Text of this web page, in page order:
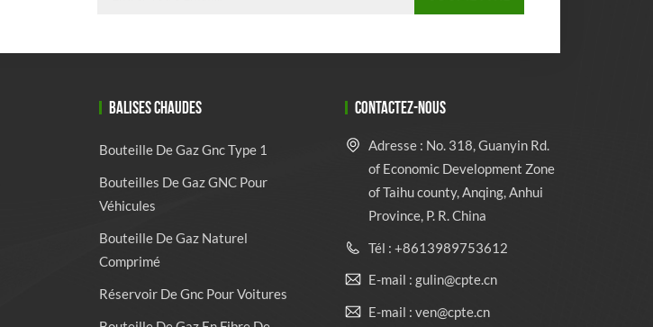
BALISES CHAUDES
Bouteille De Gaz Gnc Type 1
Bouteilles De Gaz GNC Pour
Véhicules
Bouteille De Gaz Naturel
Comprimé
Réservoir De Gnc Pour Voitures
CONTACTEZ-NOUS
Adresse : No. 318, Guanyin Rd.
of Economic Development Zone
of Taihu county, Anqing, Anhui
Province, P. R. China
Tél : +8613989753612
E-mail : gulin@cpte.cn
E-mail : ven@cpte.cn